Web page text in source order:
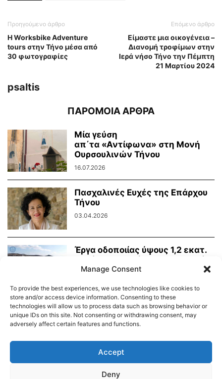
Προηγούμενο άρθρο
Η Worksbike Adventure
tours στην Τήνο μέσα από
30 φωτογραφίες
Επόμενο άρθρο
Είμαστε μια οικογένεια –
Διανομή τροφίμων στην
Ιερά νήσο Τήνο την Πέμπτη
21 Μαρτίου 2024
psaltis
ΠΑΡΟΜΟΙΑ ΑΡΘΡΑ
Μία γεύση
απ΄τα «Αντίφωνα» στη Μονή
Ουρσουλινών Τήνου
16.07.2026
Πασχαλινές Ευχές της Επάρχου
Τήνου
03.04.2026
Έργα οδοποιίας ύψους 1,2 εκατ.
26.02.2026
Δημοτικό Λιμενικό Ταμείο Τήνου – Άνδρου
Manage Consent
To provide the best experiences, we use technologies like cookies to
store and/or access device information. Consenting to these
technologies will allow us to process data such as browsing behavior or
unique IDs on this site. Not consenting or withdrawing consent, may
adversely affect certain features and functions.
Accept
Deny